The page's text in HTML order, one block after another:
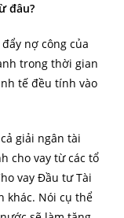
đâu?
nợ công của
trong thời gian
tế đều tính vào
giải ngân tài
cho vay từ các tổ
vay Đầu tư Tài
khác. Nói cụ thể